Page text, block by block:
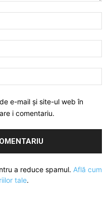
e-mail și site-ul web în
i comentariu.
a reduce spamul. Află cum
tale.